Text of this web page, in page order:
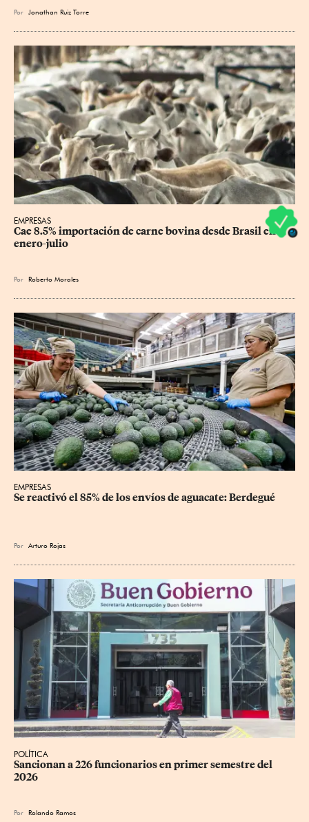
Por Jonathan Ruiz Torre
EMPRESAS
Cae 8.5% importación de carne bovina desde Brasil en
enero-julio
Por Roberto Morales
EMPRESAS
Se reactivó el 85% de los envíos de aguacate: Berdegué
Por Arturo Rojas
POLÍTICA
Sancionan a 226 funcionarios en primer semestre del
2026
Por Rolando Ramos